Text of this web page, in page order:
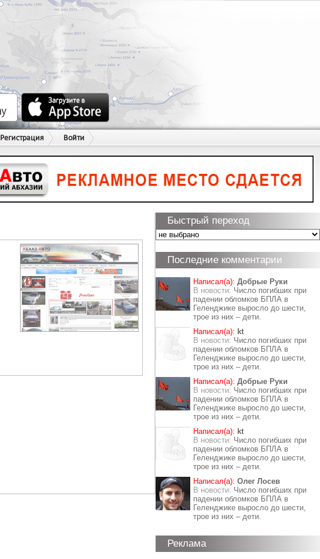
Регистрация Войти
Быстрый переход
Последние комментарии
Написал(а): Добрые Руки
В новости: Число погибших при
падении обломков БПЛА в
Геленджике выросло до шести,
трое из них – дети.
Написал(а): kt
В новости: Число погибших при
падении обломков БПЛА в
Геленджике выросло до шести,
трое из них – дети.
Написал(а): Добрые Руки
В новости: Число погибших при
падении обломков БПЛА в
Геленджике выросло до шести,
трое из них – дети.
Написал(а): kt
В новости: Число погибших при
падении обломков БПЛА в
Геленджике выросло до шести,
трое из них – дети.
Написал(а): Олег Лосев
В новости: Число погибших при
падении обломков БПЛА в
Геленджике выросло до шести,
трое из них – дети.
Реклама